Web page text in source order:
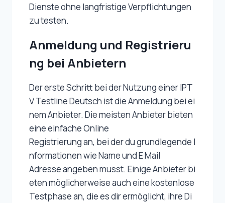
Dienste ohne langfristige Verpflichtungen
zu testen.
Anmeldung und Registrieru
ng bei Anbietern
Der erste Schritt bei der Nutzung einer IPT
V Testline Deutsch ist die Anmeldung bei ei
nem Anbieter. Die meisten Anbieter bieten
eine einfache Online
Registrierung an, bei der du grundlegende I
nformationen wie Name und E Mail
Adresse angeben musst. Einige Anbieter bi
eten möglicherweise auch eine kostenlose
Testphase an, die es dir ermöglicht, ihre Di